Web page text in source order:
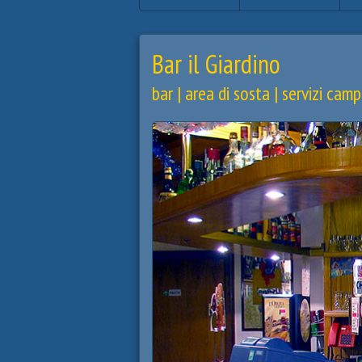
Bar il Giardino
bar | area di sosta | servizi